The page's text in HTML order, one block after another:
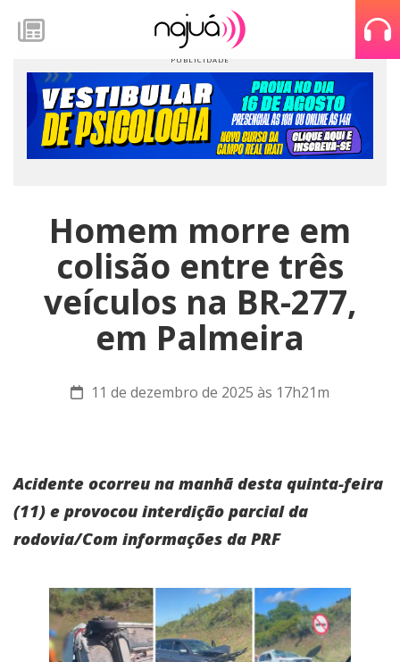
Homem morre em
colisão entre três
veículos na BR-277,
em Palmeira
11 de dezembro de 2025 às 17h21m
Acidente ocorreu na manhã desta quinta-feira
(11) e provocou interdição parcial da
rodovia/Com informações da PRF